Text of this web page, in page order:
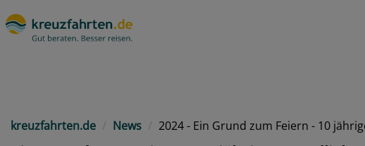
kreuzfahrten.de News 2024 - Ein Grund zum Feiern - 10